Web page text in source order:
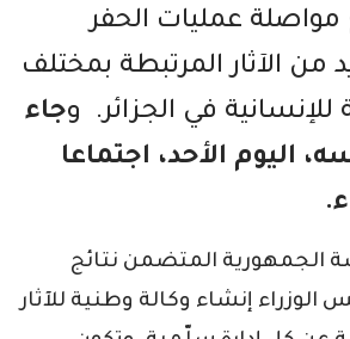
عمليات الحفر
من الآثار المرتبطة بمختلف
للإنسانية في الجزائر. وجاء
اليوم الأحد، اجتماعا
الجمهورية المتضمن نتائج
الوزراء إنشاء وكالة وطنية للآثار